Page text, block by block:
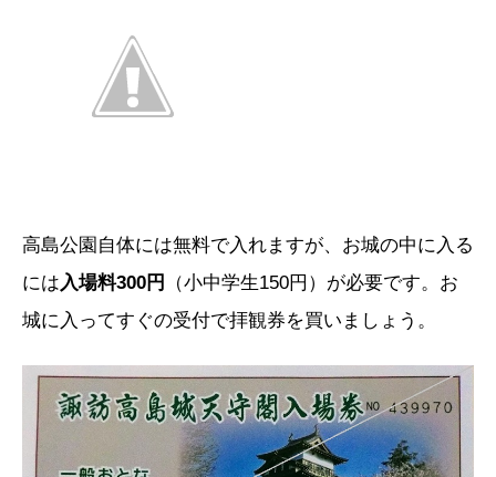
高島公園自体には無料で入れますが、お城の中に入る
には 入場料300円
（小中学生150円）が必要です。お
城に入ってすぐの受付で拝観券を買いましょう。